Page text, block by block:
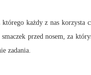
każdy z nas korzysta
przed nosem, za
zadania.